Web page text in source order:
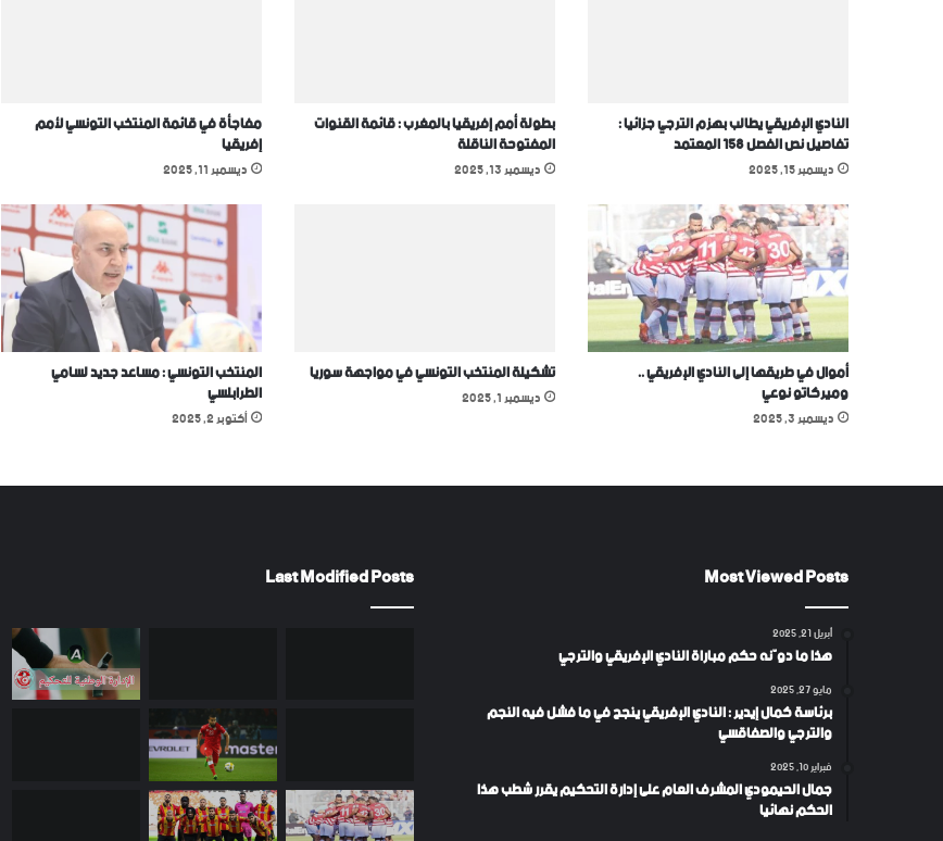
النادي الإفريقي يطالب بهزم الترجي جزائيا :
تفاصيل نص الفصل 158 المعتمد
ديسمبر 15, 2025
بطولة أمم إفريقيا بالمغرب : قائمة القنوات
المفتوحة الناقلة
ديسمبر 13, 2025
مفاجأة في قائمة المنتخب التونسي ﻷمم
إفريقيا
ديسمبر 11, 2025
أموال في طريقها إلى النادي الإفريقي ..
وميركاتو نوعي
ديسمبر 3, 2025
تشكيلة المنتخب التونسي في مواجهة سوريا
ديسمبر 1, 2025
المنتخب التونسي : مساعد جديد لسامي
الطرابلسي
أكتوبر 2, 2025
Most Viewed Posts
أبريل 21, 2025
هذا ما دوّنه حكم مباراة النادي الإفريقي والترجي
مايو 27, 2025
برئاسة كمال إيدير : النادي الإفريقي ينجح في ما فشل فيه النجم
والترجي والصفاقسي
فبراير 10, 2025
جمال الحيمودي المشرف العام على إدارة التحكيم يقرر شطب هذا
الحكم نهائيا
Last Modified Posts